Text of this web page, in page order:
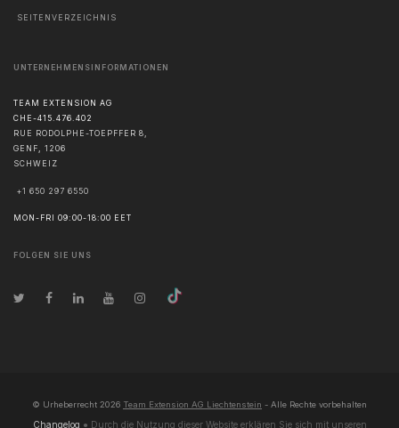
SEITENVERZEICHNIS
UNTERNEHMENSINFORMATIONEN
TEAM EXTENSION AG
CHE-415.476.402
RUE RODOLPHE-TOEPFFER 8,
GENF
1206
SCHWEIZ
+1 650 297 6550
MON-FRI 09:00-18:00 EET
FOLGEN SIE UNS
© Urheberrecht 2026 Team Extension AG Liechtenstein - Alle Rechte vorbehalten
Changelog ● Durch die Nutzung dieser Website erklären Sie sich mit unseren